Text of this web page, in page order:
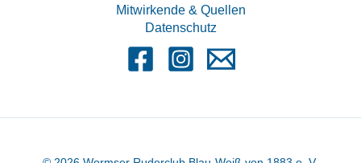
Mitwirkende & Quellen
Datenschutz